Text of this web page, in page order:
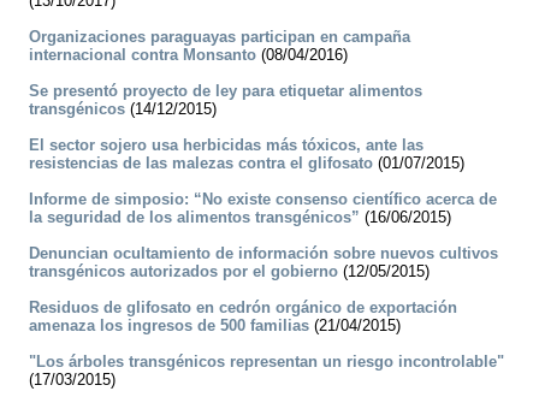
Organizaciones paraguayas participan en campaña
internacional contra Monsanto (08/04/2016)
Se presentó proyecto de ley para etiquetar alimentos
transgénicos (14/12/2015)
El sector sojero usa herbicidas más tóxicos, ante las
resistencias de las malezas contra el glifosato (01/07/2015)
Informe de simposio: “No existe consenso científico acerca de
la seguridad de los alimentos transgénicos” (16/06/2015)
Denuncian ocultamiento de información sobre nuevos cultivos
transgénicos autorizados por el gobierno (12/05/2015)
Residuos de glifosato en cedrón orgánico de exportación
amenaza los ingresos de 500 familias (21/04/2015)
"Los árboles transgénicos representan un riesgo incontrolable"
(17/03/2015)